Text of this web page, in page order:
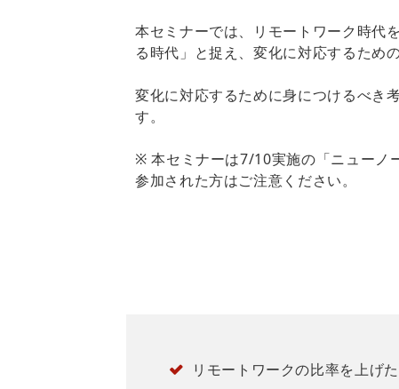
本セミナーでは、リモートワーク時代
る時代」と捉え、変化に対応するため
変化に対応するために身につけるべき
す。
※ 本セミナーは7/10実施の「ニューノ
参加された方はご注意ください。
リモートワークの比率を上げ